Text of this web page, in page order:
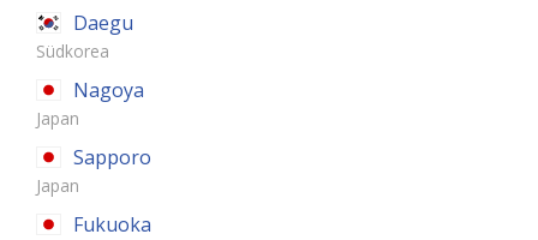
Daegu
Südkorea
Nagoya
Japan
Sapporo
Japan
Fukuoka